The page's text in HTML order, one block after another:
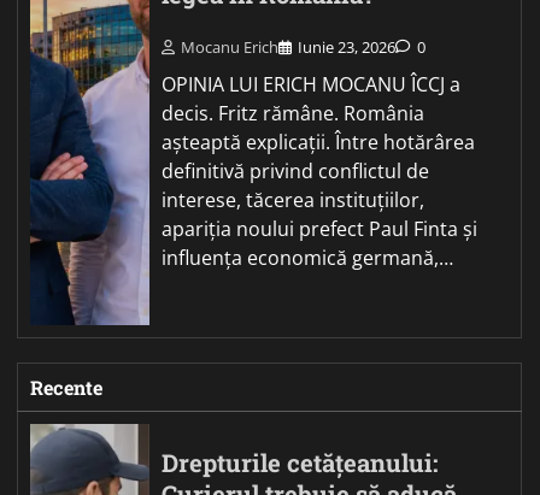
Mocanu Erich Iunie 23, 2026 0
OPINIA LUI ERICH MOCANU ÎCCJ a
decis. Fritz rămâne. România
așteaptă explicații. Între hotărârea
definitivă privind conflictul de
interese, tăcerea instituțiilor,
apariția noului prefect Paul Finta și
influența economică germană,…
Recente
Drepturile cetățeanului: